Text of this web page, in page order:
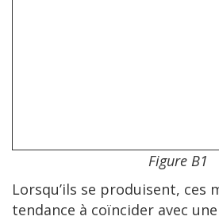
Figure B1
Lorsqu’ils se produisent, ces
tendance à coïncider avec